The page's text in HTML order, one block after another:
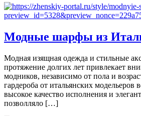
Модные шарфы из
Модная изящная одежда и стильные
протяжение долгих лет привлекает
модников, независимо от пола и
гардероба от итальянских модельеров
высокое качество исполнения и
позволляло […]